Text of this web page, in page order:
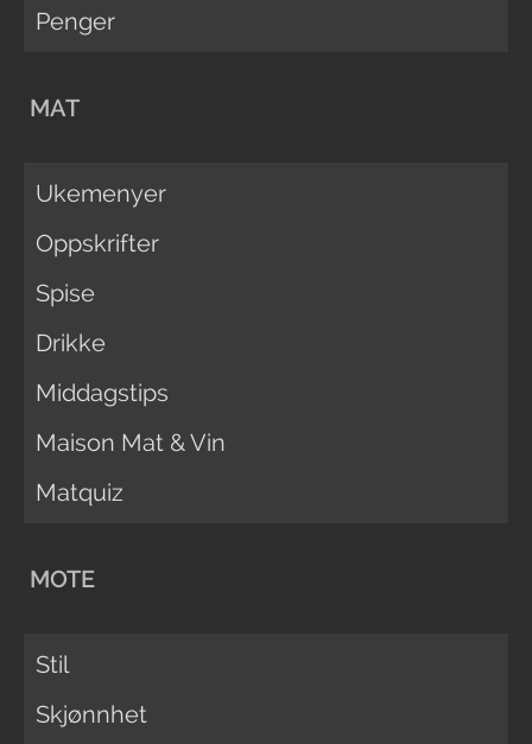
Penger
MAT
Ukemenyer
Oppskrifter
Spise
Drikke
Middagstips
Maison Mat & Vin
Matquiz
MOTE
Stil
Skjønnhet